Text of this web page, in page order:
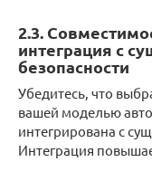
2.3.
интеграция с
безопасности
Убедитесь, что
вашей моделью
интегрирована с
Интеграция